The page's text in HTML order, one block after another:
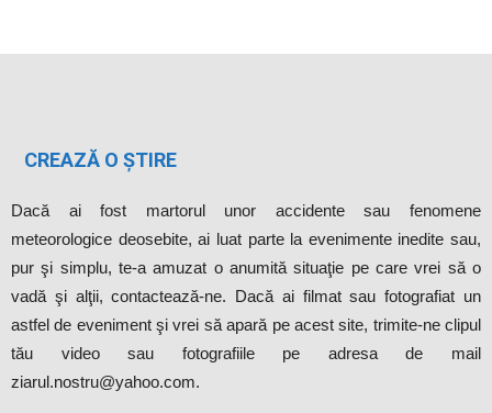
CREAZĂ O ȘTIRE
Dacă ai fost martorul unor accidente sau fenomene
meteorologice deosebite, ai luat parte la evenimente inedite sau,
pur şi simplu, te-a amuzat o anumită situaţie pe care vrei să o
vadă şi alţii, contactează-ne. Dacă ai filmat sau fotografiat un
astfel de eveniment şi vrei să apară pe acest site, trimite-ne clipul
tău video sau fotografiile pe adresa de mail
ziarul.nostru@yahoo.com.